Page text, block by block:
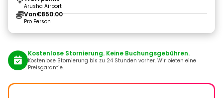
Arusha Airport
Von€850.00
Pro Person
Kostenlose Stornierung. Keine Buchungsgebühren.
Kostenlose Stornierung bis zu 24 Stunden vorher. Wir bieten eine
Preisgarantie.